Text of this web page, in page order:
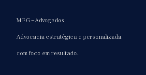
MFG – Advogados
Advocacia estratégica e personalizada
com foco em resultado.